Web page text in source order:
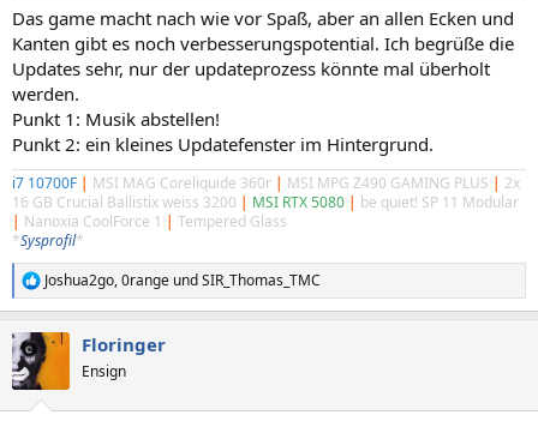
Das game macht nach wie vor Spaß, aber an allen Ecken und
Kanten gibt es noch verbesserungspotential. Ich begrüße die
Updates sehr, nur der updateprozess könnte mal überholt
werden.
Punkt 1: Musik abstellen!
Punkt 2: ein kleines Updatefenster im Hintergrund.
i7 10700F | MSI MAG Coreliquide 360r | MSI MPG Z490 GAMING PLUS | 2x
16 GB Crucial Ballistix weiss 3200 | MSI RTX 5080 | be quiet! SP 11 Modular
| Nanoxia CoolForce 1 | Tempered Glass
*Sysprofil*
R
e
k
t
i
Joshua2go,0range undSIR_Thomas_TMC
Floringer
Ensign